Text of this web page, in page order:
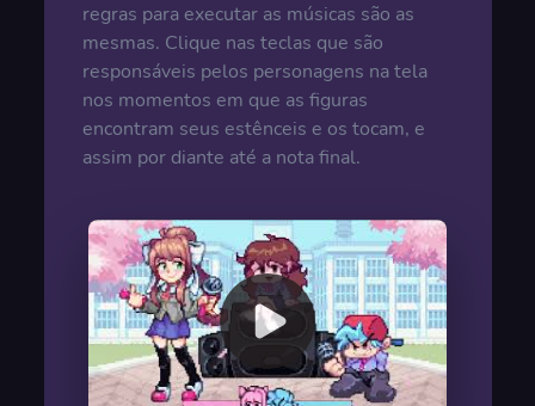
regras para executar as músicas são as
mesmas. Clique nas teclas que são
responsáveis pelos personagens na tela
nos momentos em que as figuras
encontram seus estênceis e os tocam, e
assim por diante até a nota final.